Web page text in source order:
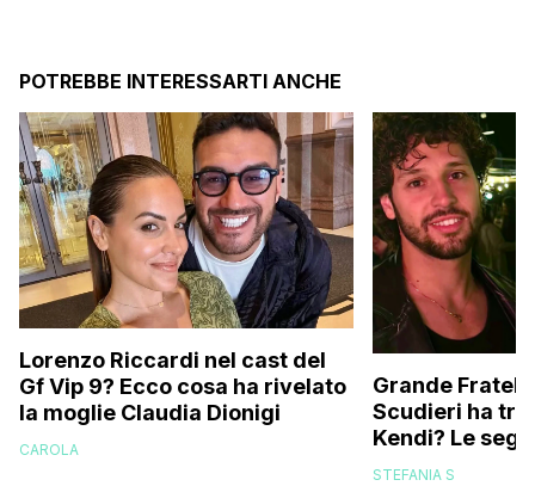
POTREBBE INTERESSARTI ANCHE
Lorenzo Riccardi nel cast del
Gf Vip 9? Ecco cosa ha rivelato
la moglie Claudia Dionigi
CAROLA
Grande
Scudieri ha
Kendi? Le
replica dell’ex
STEFANIA S